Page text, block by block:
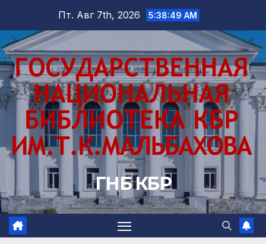
содержимому
Пт. Авг 7th, 2026 5:38:50 AM
ГНБ КБР